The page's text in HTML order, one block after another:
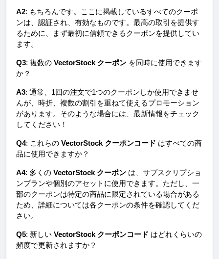
A2: もちろんです。ここに掲載しているすべてのクーポ
ンは、認証され、有効なものです。最高の取引を提供す
るために、まず最初に信頼できるクーポンを提供してい
ます。
Q3: 複数の VectorStock クーポン を同時に使用できます
か？
A3: 通常、1回の注文で1つのクーポンしか使用できませ
んが、時折、複数の割引を重ねて使えるプロモーション
があります。そのような場合には、最新情報をチェック
してください！
Q4: これらの VectorStock クーポンコード はすべての商
品に使用できますか？
A4: 多くの VectorStock クーポン は、サブスクリプショ
ンプランや個別のアセットに使用できます。ただし、一
部のクーポンは特定の商品に限定されている場合がある
ため、詳細については各クーポンの条件を確認してくだ
さい。
Q5: 新しい VectorStock クーポンコード はどれくらいの
頻度で更新されますか？